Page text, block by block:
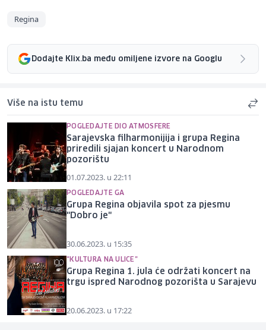
Regina
Dodajte Klix.ba među omiljene izvore na Googlu
Više na istu temu
POGLEDAJTE DIO ATMOSFERE
Sarajevska filharmonijija i grupa Regina
priredili sjajan koncert u Narodnom
pozorištu
01.07.2023. u 22:11
POGLEDAJTE GA
Grupa Regina objavila spot za pjesmu
"Dobro je"
30.06.2023. u 15:35
"KULTURA NA ULICE"
Grupa Regina 1. jula će održati koncert na
trgu ispred Narodnog pozorišta u Sarajevu
20.06.2023. u 17:22